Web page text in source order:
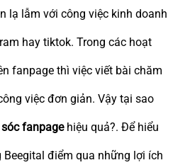
lạ lẫm với công việc kinh doanh
hay tiktok. Trong các hoạt
fanpage thì việc viết bài chăm
việc đơn giản. Vậy tại sao
fanpagehiệu quả?. Để hiểu
Beegital điểm qua những lợi ích